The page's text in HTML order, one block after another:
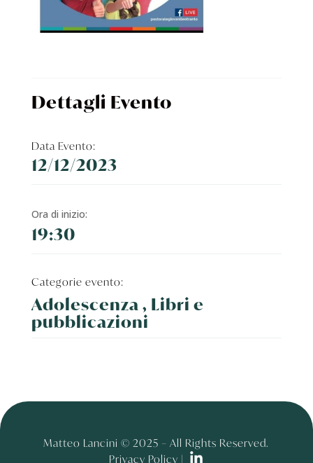
Dettagli Evento
Data Evento:
12/12/2023
Ora di inizio:
19:30
Categorie evento:
Adolescenza , Libri e
pubblicazioni
Matteo Lancini © 2025 – All Rights Reserved.
Privacy Policy |